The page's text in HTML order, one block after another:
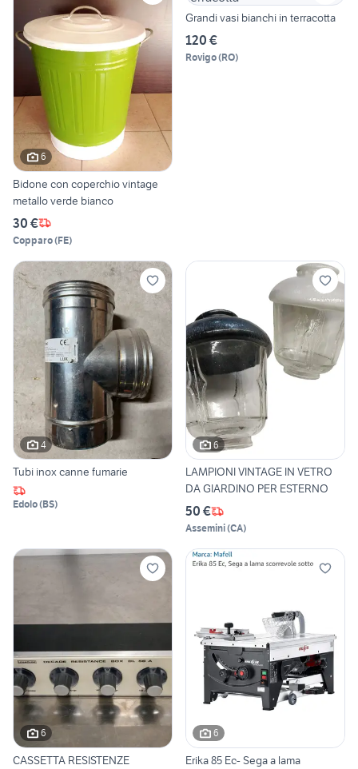
6
Bidone con coperchio vintage
metallo verde bianco
30 €
Copparo(FE)
Grandi vasi bianchi in terracotta
120 €
Rovigo(RO)
4
Tubi inox canne fumarie
Edolo(BS)
6
LAMPIONI VINTAGE IN VETRO
DA GIARDINO PER ESTERNO
50 €
Assemini(CA)
6
CASSETTA RESISTENZE
6
Erika 85 Ec- Sega a lama